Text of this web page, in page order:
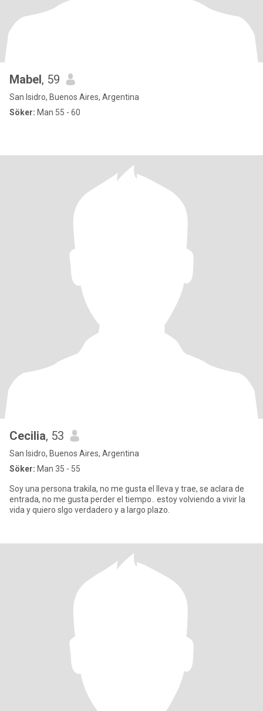
Mabel, 59
San Isidro, Buenos Aires, Argentina
Söker: Man 55 - 60
Cecilia, 53
San Isidro, Buenos Aires, Argentina
Söker: Man 35 - 55
Soy una persona trakila, no me gusta el lleva y trae, se aclara de
entrada, no me gusta perder el tiempo.. estoy volviendo a vivir la
vida y quiero slgo verdadero y a largo plazo.